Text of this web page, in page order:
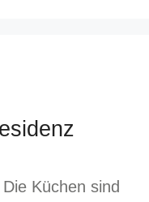
Küchen sind